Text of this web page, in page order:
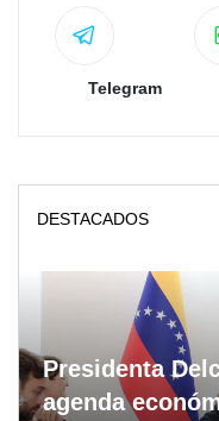
Telegram
DESTACADOS
Presidenta
agenda